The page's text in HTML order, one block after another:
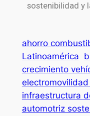
sostenibilidad y
ahorro
Latinoamérica
crecimiento
infraestructura
automotriz